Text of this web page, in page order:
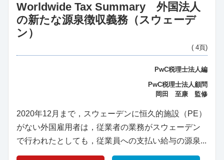
Worldwide Tax Summary 外国法人
の新たな源泉徴収義務（スウェーデ
ン）
( 4頁)
PwC税理士法人編
PwC税理士法人顧問
岡田 至康 監修
2020年12月まで，スウェーデンに恒久的施設（PE）
がない外国雇用者は，従業者の業務がスウェーデン
で行われたとしても，従業員への支払い給与の源泉...